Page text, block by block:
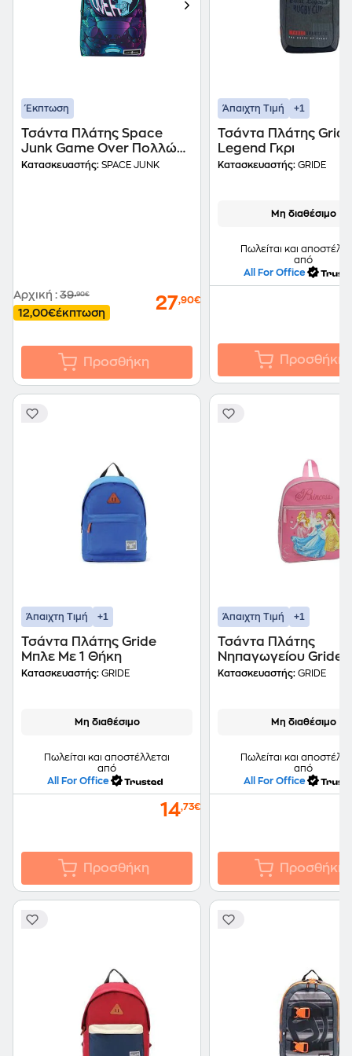
Έκπτωση
Τσάντα Πλάτης Space
Junk Game Over Πολλών
Θηκών Μπλε
Κατασκευαστής: SPACE JUNK
Αρχική : 39,90€
12,00€έκπτωση 27,90€
Προσθήκη
Άπαιχτη Τιμή +1
Τσάντα Πλάτης
Legend Γκρι
Κατασκευαστής: GRIDE
Μη διαθέσιμο
Πωλείται και
από
All For Office
Προσθήκη
Άπαιχτη Τιμή +1
Τσάντα Πλάτης Gride
Μπλε Με 1 Θήκη
Κατασκευαστής: GRIDE
Μη διαθέσιμο
Πωλείται και αποστέλλεται
από
All For Office
14,73€
Προσθήκη
Άπαιχτη Τιμή +1
Τσάντα Πλάτης
Νηπαγωγείου Gride
Princess Με 1 Θήκη
Κατασκευαστής: GRIDE
Μη διαθέσιμο
Πωλείται και
από
All For Office
Προσθήκη